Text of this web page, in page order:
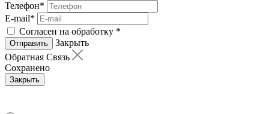
Телефон*
E-mail*
Согласен на обработку *
Отправить
Закрыть
Обратная Связь
Сохранено
Закрыть